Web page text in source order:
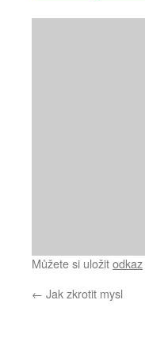
Můžete si uložitodkaz
← Jak zkrotit mysl